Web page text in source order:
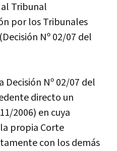
Tribunal
por los Tribunales
Nº 02/07 del
Decisión Nº 02/07 del
directo un
2006) en cuya
propia Corte
con los demás